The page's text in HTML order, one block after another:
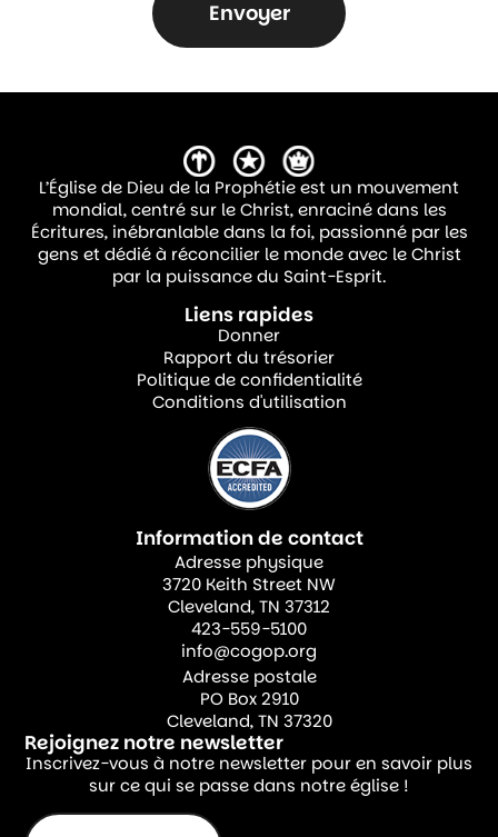
Envoyer
L’Église de Dieu de la Prophétie est un mouvement
mondial, centré sur le Christ, enraciné dans les
Écritures, inébranlable dans la foi, passionné par les
gens et dédié à réconcilier le monde avec le Christ
par la puissance du Saint-Esprit.
Liens rapides
Donner
Rapport du trésorier
Politique de confidentialité
Conditions d'utilisation
Information de contact
Adresse physique
3720 Keith Street NW
Cleveland, TN 37312
423-559-5100
info@cogop.org
Adresse postale
PO Box 2910
Cleveland, TN 37320
Rejoignez notre newsletter
Inscrivez-vous à notre newsletter pour en savoir plus
sur ce qui se passe dans notre église !